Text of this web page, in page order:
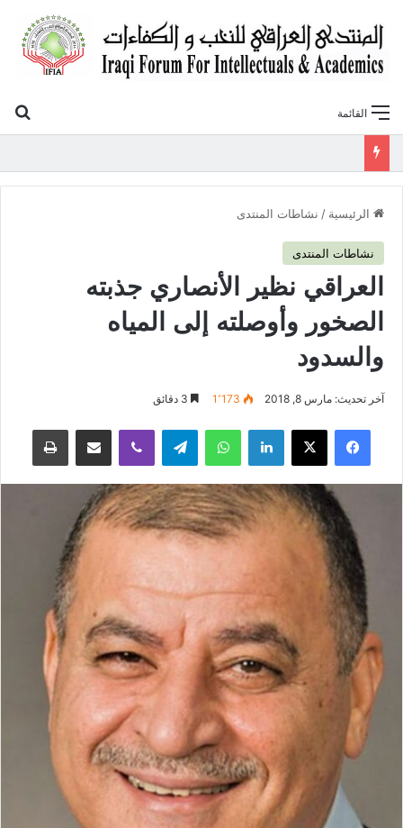
القائمة
الرئيسية / نشاطات المنتدى
نشاطات المنتدى
العراقي نظير الأنصاري جذبته
الصخور وأوصلته إلى المياه
والسدود
آخر تحديث: مارس 8, 2018 1٬173
فيسبوك لينكدإن واتساب